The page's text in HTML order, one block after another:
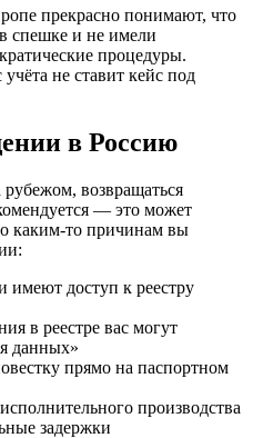
прекрасно понимают, что
спешке и не имели
процедуры.
не ставит кейс под
в Россию
возвращаться
— это может
каким-то причинам вы
доступ к реестру
в реестре вас могут
данных»
прямо на паспортном
производства
задержки